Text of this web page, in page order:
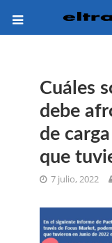
Cuáles
debe
de
que
7 julio, 2022